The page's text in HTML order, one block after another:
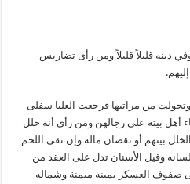
دينه قليلاً قليلاً ومن رأى تضاريس
من مراتبها فرجعت العليا سفلى
أهل بيته على رجالهن ومن رأى أنه خلل
بينهم أو نقصان ماله وإن نقى اللحم
وقيل الأسنان تدل على العقد من
صفوف العسكر يمينه ميمنة وشماله